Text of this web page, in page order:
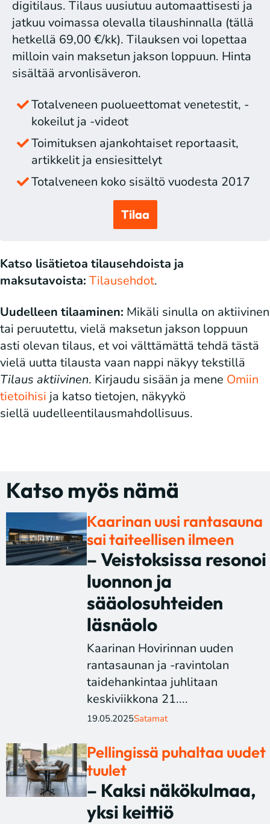
digitilaus. Tilaus uusiutuu automaattisesti ja
jatkuu voimassa olevalla tilaushinnalla (tällä
hetkellä 69,00 €/kk). Tilauksen voi lopettaa
milloin vain maksetun jakson loppuun. Hinta
sisältää arvonlisäveron.
Totalveneen puolueettomat venetestit, -
kokeilut ja -videot
Toimituksen ajankohtaiset reportaasit,
artikkelit ja ensiesittelyt
Totalveneen koko sisältö vuodesta 2017
Tilaa
Katso lisätietoa tilausehdoista ja
maksutavoista: Tilausehdot.
Uudelleen tilaaminen: Mikäli sinulla on aktiivinen
tai peruutettu, vielä maksetun jakson loppuun
asti olevan tilaus, et voi välttämättä tehdä tästä
vielä uutta tilausta vaan nappi näkyy tekstillä
Tilaus aktiivinen. Kirjaudu sisään ja mene Omiin
tietoihisi ja katso tietojen, näkyykö
siellä uudelleentilausmahdollisuus.
Katso myös nämä
Kaarinan uusi rantasauna
sai taiteellisen ilmeen
– Veistoksissa resonoi
luonnon ja
sääolosuhteiden
läsnäolo
Kaarinan Hovirinnan uuden
rantasaunan ja -ravintolan
taidehankintaa juhlitaan
keskiviikkona 21....
19.05.2025Satamat
Pellingissä puhaltaa uudet
tuulet
– Kaksi näkökulmaa,
yksi keittiö